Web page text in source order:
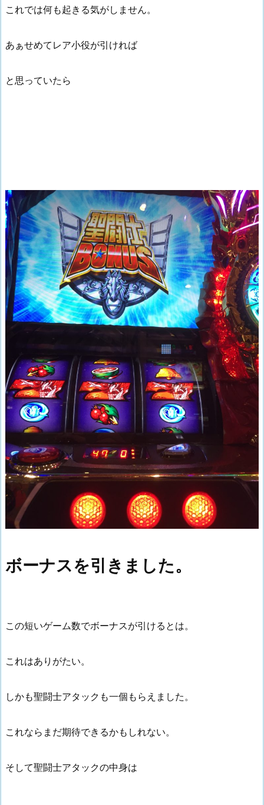
これでは何も起きる気がしません。
あぁせめてレア小役が引ければ
と思っていたら
ボーナスを引きました。
この短いゲーム数でボーナスが引けるとは。
これはありがたい。
しかも聖闘士アタックも一個もらえました。
これならまだ期待できるかもしれない。
そして聖闘士アタックの中身は